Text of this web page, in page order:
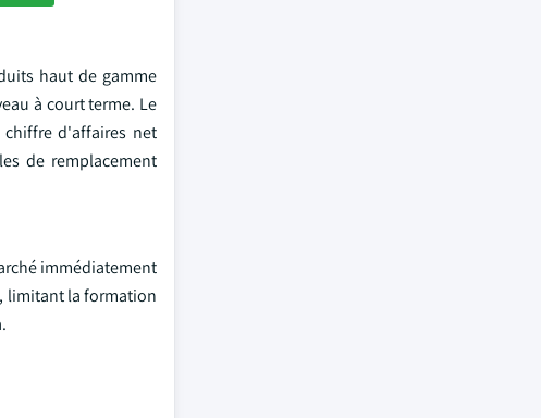
haut de gamme
à court terme. Le
d'affaires net
de remplacement
immédiatement
limitant la formation